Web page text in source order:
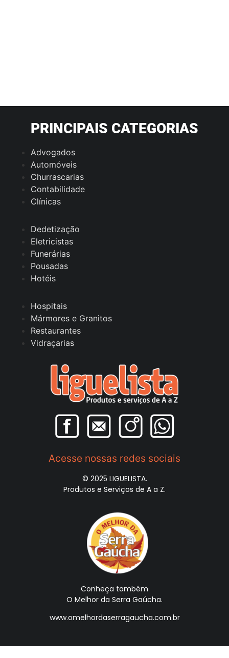
PRINCIPAIS CATEGORIAS
Advogados
Automóveis
Churrascarias
Contabilidade
Clínicas
Dedetização
Eletricistas
Funerárias
Pousadas
Hotéis
Hospitais
Mármores e Granitos
Restaurantes
Vidraçarias
Acesse nossas redes sociais
© 2025 LIGUELISTA.
Produtos e Serviços de A a Z.
Conheça também
O Melhor da Serra Gaúcha.
www.omelhordaserragaucha.com.br